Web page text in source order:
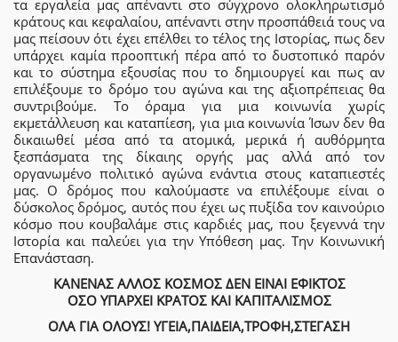
τα εργαλεία μας απέναντι στο σύγχρονο ολοκληρωτισμό
κράτους και κεφαλαίου, απέναντι στην προσπάθειά τους να
μας πείσουν ότι έχει επέλθει το τέλος της Ιστορίας, πως δεν
υπάρχει καμία προοπτική πέρα από το δυστοπικό παρόν
και το σύστημα εξουσίας που το δημιουργεί και πως αν
επιλέξουμε το δρόμο του αγώνα και της αξιοπρέπειας θα
συντριβούμε. Το όραμα για μια κοινωνία χωρίς
εκμετάλλευση και καταπίεση, για μια κοινωνία Ίσων δεν θα
δικαιωθεί μέσα από τα ατομικά, μερικά ή αυθόρμητα
ξεσπάσματα της δίκαιης οργής μας αλλά από τον
οργανωμένο πολιτικό αγώνα ενάντια στους καταπιεστές
μας. Ο δρόμος που καλούμαστε να επιλέξουμε είναι ο
δύσκολος δρόμος, αυτός που έχει ως πυξίδα τον καινούριο
κόσμο που κουβαλάμε στις καρδιές μας, που ξεγεννά την
Ιστορία και παλεύει για την Υπόθεση μας. Την Κοινωνική
Επανάσταση.
ΚΑΝΕΝΑΣ ΑΛΛΟΣ ΚΟΣΜΟΣ ΔΕΝ ΕΙΝΑΙ ΕΦΙΚΤΟΣ
ΟΣΟ ΥΠΑΡΧΕΙ ΚΡΑΤΟΣ ΚΑΙ ΚΑΠΙΤΑΛΙΣΜΟΣ
ΟΛΑ ΓΙΑ ΟΛΟΥΣ! ΥΓΕΙΑ,ΠΑΙΔΕΙΑ,ΤΡΟΦΗ,ΣΤΕΓΑΣΗ